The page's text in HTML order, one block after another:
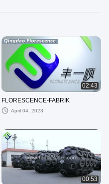
02:43
FLORESCENCE-FABRIK
April 04, 2023
00:53